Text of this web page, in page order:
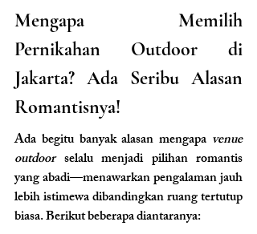
Mengapa Memilih
Pernikahan Outdoor di
Jakarta? Ada Seribu Alasan
Romantisnya!
Ada begitu banyak alasan mengapa venue
outdoor selalu menjadi pilihan romantis
yang abadi—menawarkan pengalaman jauh
lebih istimewa dibandingkan ruang tertutup
biasa. Berikut beberapa diantaranya: